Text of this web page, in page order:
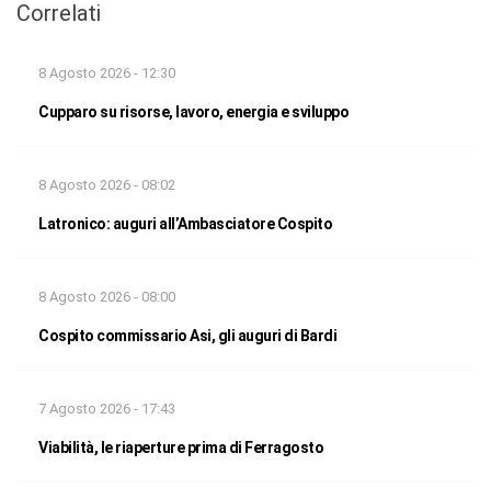
Correlati
8 Agosto 2026 - 12:30
Cupparo su risorse, lavoro, energia e sviluppo
8 Agosto 2026 - 08:02
Latronico: auguri all’Ambasciatore Cospito
8 Agosto 2026 - 08:00
Cospito commissario Asi, gli auguri di Bardi
7 Agosto 2026 - 17:43
Viabilità, le riaperture prima di Ferragosto